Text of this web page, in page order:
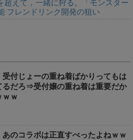
超えて，一緒に狩る。「モンスター
フレンドリンク開発の狙い
受付じょーの重ね着ばかりってもは
るだろ⇒受付嬢の重ね着は重要だか
ｗｗ
あのコラボは正直すべったよねｗｗ